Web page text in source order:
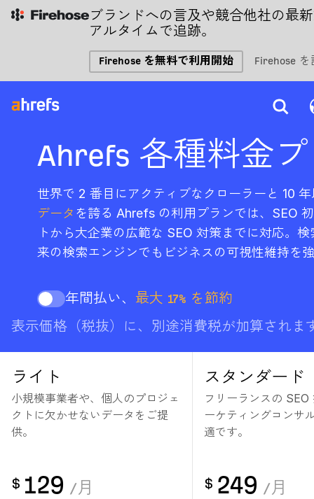
ブランドへの言及や競合他社の最
アルタイムで追跡。
Firehose を無料で利用開始 Firehose
Ahrefs 各種料金
世界で 2 番目にアクティブなクローラーと 10
データ を誇る Ahrefs の利用プランでは、SEO
トから大企業の広範な SEO 対策までに対応。
来の検索エンジンでもビジネスの可視性維持を
年間払い、 最大 17% を節約
表示価格（税抜）に、別途消費税が加算されま
ライト
小規模事業者や、個人のプロジェ
クトに欠かせないデータをご提
供。
スタンダード
フリーランスの SEO
ーケティングコンサ
適です。
$ 129 /月 $ 249 /月